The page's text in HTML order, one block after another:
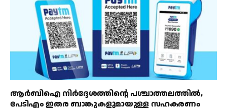
ആർബിഐ നിർദ്ദേശത്തിൻ്റെ പശ്ചാത്തലത്തിൽ,
പേടിഎം ഇതര ബാങ്കുകളുമായുള്ള സഹകരണം